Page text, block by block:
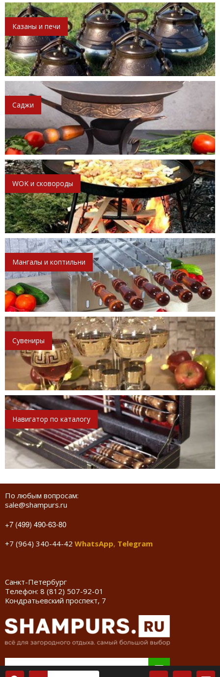
Казаны и печи
Саджи
WOK и сковороды
Мангалы и коптильни
Сувениры
Навигатор по каталогу
По любым вопросам:
sale@shampurs.ru
+7 (499) 490-63-80
+7 (964) 340-44-42 WhatsApp, Telegram
Санкт-Петербург
Телефон: 8 (812) 507-92-01
Кондратьевский проспект, 7